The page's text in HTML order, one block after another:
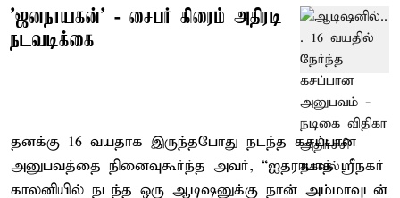
'ஜனநாயகன்' - சைபர் கிரைம் அதிரடி
நடவடிக்கை
தனக்கு 16 வயதாக இருந்தபோது நடந்த கசப்பான
அனுபவத்தை நினைவுகூர்ந்த அவர், “ஐதராபாத் ஸ்ரீநகர்
காலனியில் நடந்த ஒரு ஆடிஷனுக்கு நான் அம்மாவுடன்